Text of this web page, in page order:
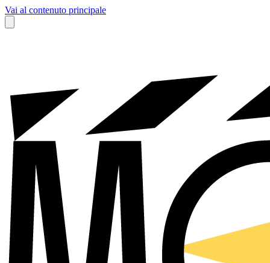
Vai al contenuto principale